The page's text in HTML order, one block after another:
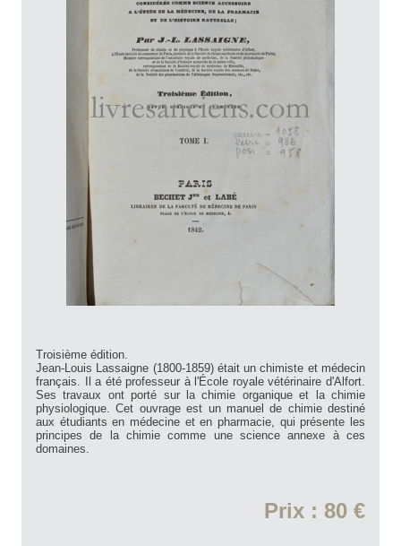
Troisième édition.
Jean-Louis Lassaigne (1800-1859) était un chimiste et médecin
français. Il a été professeur à l'École royale vétérinaire d'Alfort.
Ses travaux ont porté sur la chimie organique et la chimie
physiologique. Cet ouvrage est un manuel de chimie destiné
aux étudiants en médecine et en pharmacie, qui présente les
principes de la chimie comme une science annexe à ces
domaines.
Prix : 80 €